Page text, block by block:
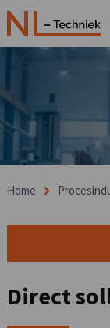
Home
Direct